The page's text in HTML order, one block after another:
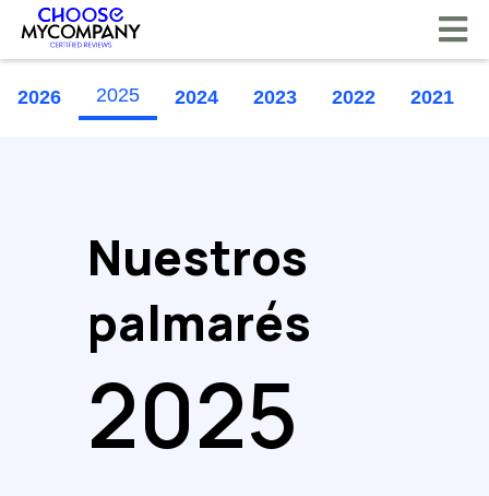
2026 2025 2024 2023 2022 2021
Nuestros
palmarés
2025
Panel de gestión de cookies